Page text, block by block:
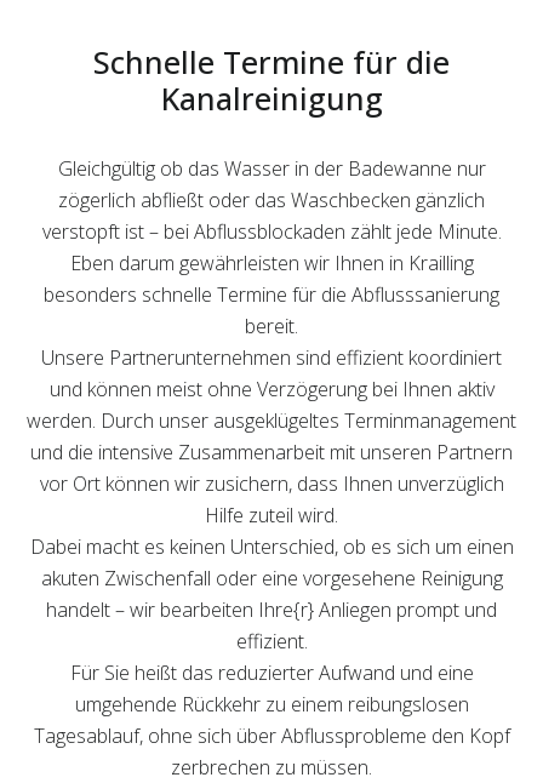
Schnelle Termine für die
Kanalreinigung
Gleichgültig ob das Wasser in der Badewanne nur
zögerlich abfließt oder das Waschbecken gänzlich
verstopft ist – bei Abflussblockaden zählt jede Minute.
Eben darum gewährleisten wir Ihnen in Krailling
besonders schnelle Termine für die Abflusssanierung
bereit.
Unsere Partnerunternehmen sind effizient koordiniert
und können meist ohne Verzögerung bei Ihnen aktiv
werden. Durch unser ausgeklügeltes Terminmanagement
und die intensive Zusammenarbeit mit unseren Partnern
vor Ort können wir zusichern, dass Ihnen unverzüglich
Hilfe zuteil wird.
Dabei macht es keinen Unterschied, ob es sich um einen
akuten Zwischenfall oder eine vorgesehene Reinigung
handelt – wir bearbeiten Ihre{r} Anliegen prompt und
effizient.
Für Sie heißt das reduzierter Aufwand und eine
umgehende Rückkehr zu einem reibungslosen
Tagesablauf, ohne sich über Abflussprobleme den Kopf
zerbrechen zu müssen.